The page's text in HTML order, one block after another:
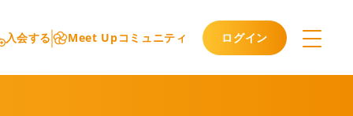
入会する Meet Upコミュニティ ログイン